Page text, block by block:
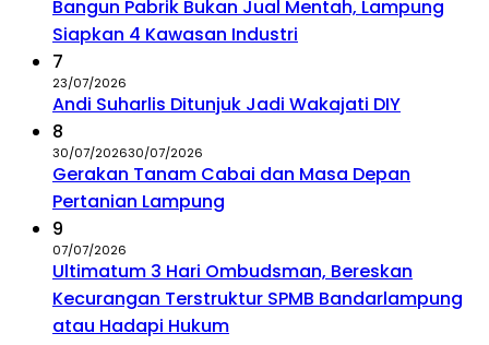
Bangun Pabrik Bukan Jual Mentah, Lampung
Siapkan 4 Kawasan Industri
7
23/07/2026
Andi Suharlis Ditunjuk Jadi Wakajati DIY
8
30/07/202630/07/2026
Gerakan Tanam Cabai dan Masa Depan
Pertanian Lampung
9
07/07/2026
Ultimatum 3 Hari Ombudsman, Bereskan
Kecurangan Terstruktur SPMB Bandarlampung
atau Hadapi Hukum